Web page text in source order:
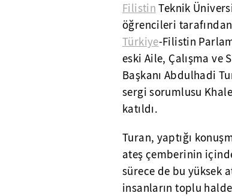
Filistin Teknik
öğrencileri
Türkiye-Filistin
eski Aile, Çalışma ve
Başkanı Abdulhadi
sergi sorumlusu
katıldı.
Turan, yaptığı
ateş çemberinin
sürece de bu yüksek
insanların toplu